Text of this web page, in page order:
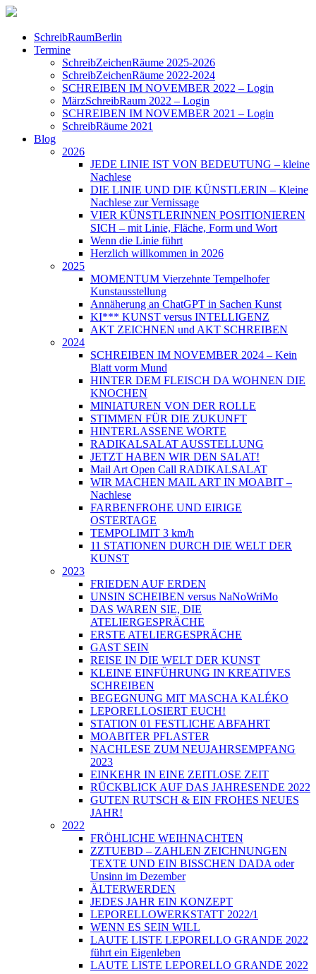
SchreibRaumBerlin
Termine
SchreibZeichenRäume 2025-2026
SchreibZeichenRäume 2022-2024
SCHREIBEN IM NOVEMBER 2022 – Login
MärzSchreibRaum 2022 – Login
SCHREIBEN IM NOVEMBER 2021 – Login
SchreibRäume 2021
Blog
2026
JEDE LINIE IST VON BEDEUTUNG – kleine
Nachlese
DIE LINIE UND DIE KÜNSTLERIN – Kleine
Nachlese zur Vernissage
VIER KÜNSTLERINNEN POSITIONIEREN
SICH – mit Linie, Fläche, Form und Wort
Wenn die Linie führt
Herzlich willkommen in 2026
2025
MOMENTUM Vierzehnte Tempelhofer
Kunstausstellung
Annäherung an ChatGPT in Sachen Kunst
KI*** KUNST versus INTELLIGENZ
AKT ZEICHNEN und AKT SCHREIBEN
2024
SCHREIBEN IM NOVEMBER 2024 – Kein
Blatt vorm Mund
HINTER DEM FLEISCH DA WOHNEN DIE
KNOCHEN
MINIATUREN VON DER ROLLE
STIMMEN FÜR DIE ZUKUNFT
HINTERLASSENE WORTE
RADIKALSALAT AUSSTELLUNG
JETZT HABEN WIR DEN SALAT!
Mail Art Open Call RADIKALSALAT
WIR MACHEN MAIL ART IN MOABIT –
Nachlese
FARBENFROHE UND EIRIGE
OSTERTAGE
TEMPOLIMIT 3 km/h
11 STATIONEN DURCH DIE WELT DER
KUNST
2023
FRIEDEN AUF ERDEN
UNSIN SCHEIBEN versus NaNoWriMo
DAS WAREN SIE, DIE
ATELIERGESPRÄCHE
ERSTE ATELIERGESPRÄCHE
GAST SEIN
REISE IN DIE WELT DER KUNST
KLEINE EINFÜHRUNG IN KREATIVES
SCHREIBEN
BEGEGNUNG MIT MASCHA KALÉKO
LEPORELLOSIERT EUCH!
STATION 01 FESTLICHE ABFAHRT
MOABITER PFLASTER
NACHLESE ZUM NEUJAHRSEMPFANG
2023
EINKEHR IN EINE ZEITLOSE ZEIT
RÜCKBLICK AUF DAS JAHRESENDE 2022
GUTEN RUTSCH & EIN FROHES NEUES
JAHR!
2022
FRÖHLICHE WEIHNACHTEN
ZZTUEBD – ZAHLEN ZEICHNUNGEN
TEXTE UND EIN BISSCHEN DADA oder
Unsinn im Dezember
ÄLTERWERDEN
JEDES JAHR EIN KONZEPT
LEPORELLOWERKSTATT 2022/1
WENN ES SEIN WILL
LAUTE LISTE LEPORELLO GRANDE 2022
führt ein Eigenleben
LAUTE LISTE LEPORELLO GRANDE 2022